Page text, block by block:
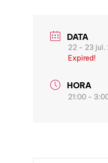
DATA
22 - 23 jul.
Expired!
HORA
21:00 -